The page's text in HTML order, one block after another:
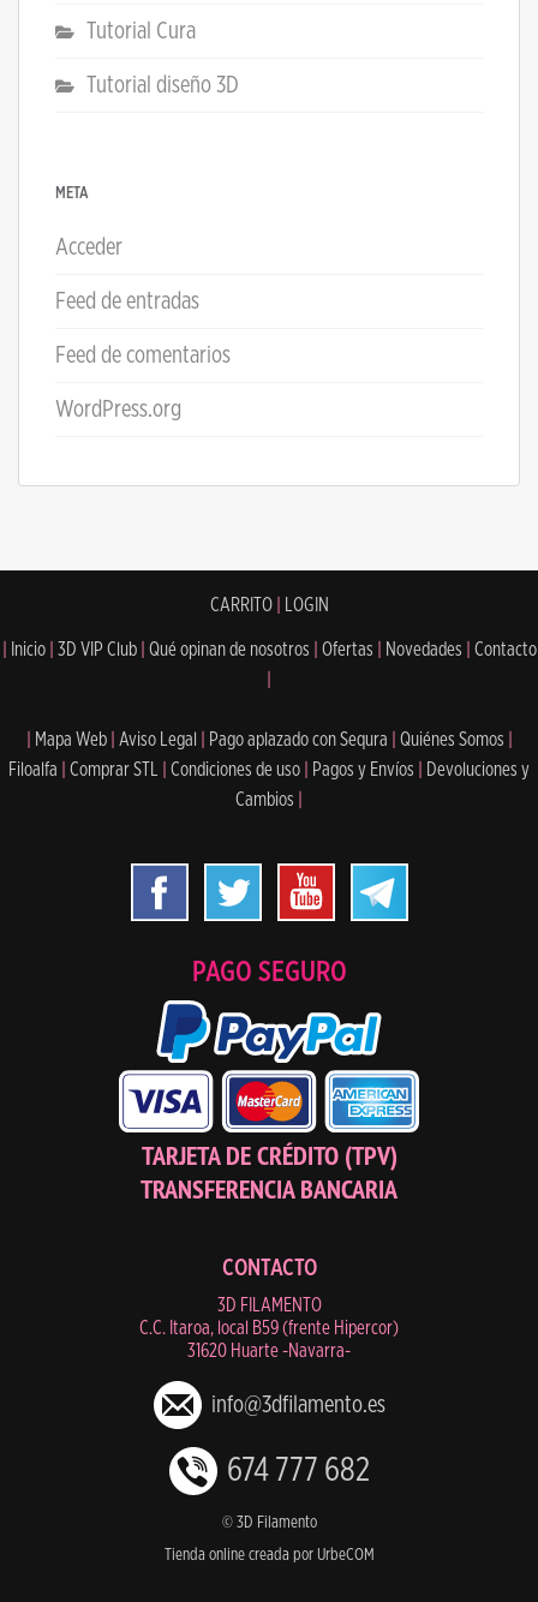
Tutorial Cura
Tutorial diseño 3D
META
Acceder
Feed de entradas
Feed de comentarios
WordPress.org
CARRITO| LOGIN
Inicio 3D VIP Club Qué opinan de nosotros Ofertas Novedades
Contacto
Mapa Web Aviso Legal Pago aplazado con Sequra Quiénes Somos
Filoalfa
Comprar STL Condiciones de uso Pagos y Envíos
Devoluciones y
Cambios
PAGO SEGURO
TARJETA DE CRÉDITO (TPV)
TRANSFERENCIA BANCARIA
CONTACTO
3D FILAMENTO
C.C. Itaroa, local B59 (frente Hipercor)
31620 Huarte -Navarra-
info@3dfilamento.es
674 777 682
© 3D Filamento
Tienda online creada por UrbeCOM